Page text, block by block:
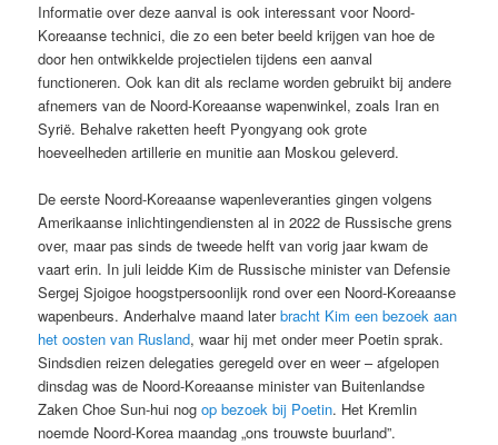
Informatie over deze aanval is ook interessant voor Noord-
Koreaanse technici, die zo een beter beeld krijgen van hoe de
door hen ontwikkelde projectielen tijdens een aanval
functioneren. Ook kan dit als reclame worden gebruikt bij andere
afnemers van de Noord-Koreaanse wapenwinkel, zoals Iran en
Syrië. Behalve raketten heeft Pyongyang ook grote
hoeveelheden artillerie en munitie aan Moskou geleverd.
De eerste Noord-Koreaanse wapenleveranties gingen volgens
Amerikaanse inlichtingendiensten al in 2022 de Russische grens
over, maar pas sinds de tweede helft van vorig jaar kwam de
vaart erin. In juli leidde Kim de Russische minister van Defensie
Sergej Sjoigoe hoogstpersoonlijk rond over een Noord-Koreaanse
wapenbeurs. Anderhalve maand laterbracht Kim een bezoek aan
het oosten van Rusland, waar hij met onder meer Poetin sprak.
Sindsdien reizen delegaties geregeld over en weer – afgelopen
dinsdag was de Noord-Koreaanse minister van Buitenlandse
Zaken Choe Sun-hui nogop bezoek bij Poetin. Het Kremlin
noemde Noord-Korea maandag „ons trouwste buurland”.